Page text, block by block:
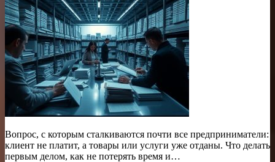
Вопрос, с которым сталкиваются почти все предприниматели:
клиент не платит, а товары или услуги уже отданы. Что делать
первым делом, как не потерять время и…